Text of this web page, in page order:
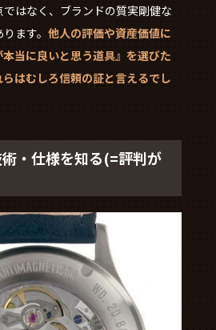
はなく、ブランドの質実剛健な
ます。 他人の評価や資産価値に
当に良いと思う道具』を選びた
はむしろ信頼の証と言えるでし
・仕様を知る(=評判が